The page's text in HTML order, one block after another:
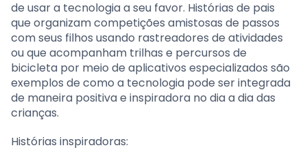
de usar a tecnologia a seu favor. Histórias de pais
que organizam competições amistosas de passos
com seus filhos usando rastreadores de atividades
ou que acompanham trilhas e percursos de
bicicleta por meio de aplicativos especializados são
exemplos de como a tecnologia pode ser integrada
de maneira positiva e inspiradora no dia a dia das
crianças.
Histórias inspiradoras: